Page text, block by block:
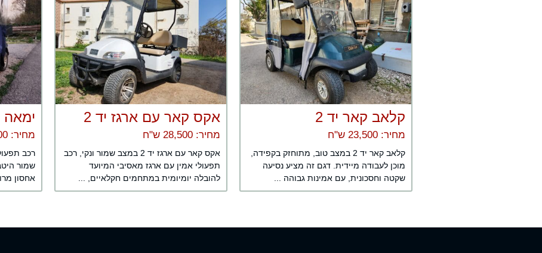
קלאב קאר יד 2
מחיר: 23,500 ש"ח
קלאב קאר יד 2 במצב טוב, מתוחזק בקפידה,
מוכן לעבודה מיידית. דגם זה מציע נסיעה
שקטה וחסכונית, עם אמינות גבוהה ...
אקס קאר עם ארגז יד 2
מחיר: 28,500 ש"ח
אקס קאר עם ארגז יד 2 במצב שמור ונקי, רכב
תפעולי אמין עם ארגז מאסיבי המיועד
להובלה יומיומית במתחמים חקלאיים, ...
ימאה
מחיר: 26,700 ש"ח
רכב
שמור
אחסון